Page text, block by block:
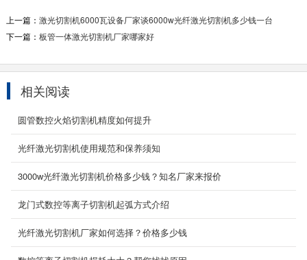
上一篇： 激光切割机6000瓦设备厂家谈6000w光纤激光切割机多少钱一台
下一篇： 板管一体激光切割机厂家哪家好
相关阅读
圆管数控火焰切割机精度如何提升
光纤激光切割机使用规范和保养须知
3000w光纤激光切割机价格多少钱？知名厂家来报价
龙门式数控等离子切割机起弧方式介绍
光纤激光切割机厂家如何选择？价格多少钱
卷料激光切割机具备开卷、送料、切割、下料四
...
2022-12-31
金属激光切管机
产品名称/型号：YC-QG6022产品特性 满足用户
进行圆管、方管切割以及异形加工。 1、能在主
管上切...